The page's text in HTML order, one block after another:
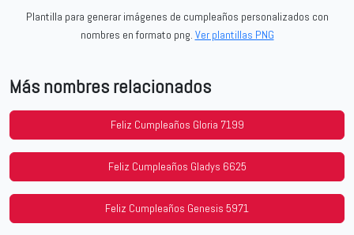
Plantilla para generar imágenes de cumpleaños personalizados con
nombres en formato png. Ver plantillas PNG
Más nombres relacionados
Feliz Cumpleaños Gloria 7199
Feliz Cumpleaños Gladys 6625
Feliz Cumpleaños Genesis 5971